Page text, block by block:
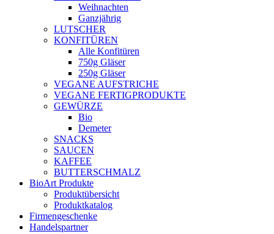
Weihnachten
Ganzjährig
LUTSCHER
KONFITÜREN
Alle Konfitüren
750g Gläser
250g Gläser
VEGANE AUFSTRICHE
VEGANE FERTIGPRODUKTE
GEWÜRZE
Bio
Demeter
SNACKS
SAUCEN
KAFFEE
BUTTERSCHMALZ
BioArt Produkte
Produktübersicht
Produktkatalog
Firmengeschenke
Handelspartner